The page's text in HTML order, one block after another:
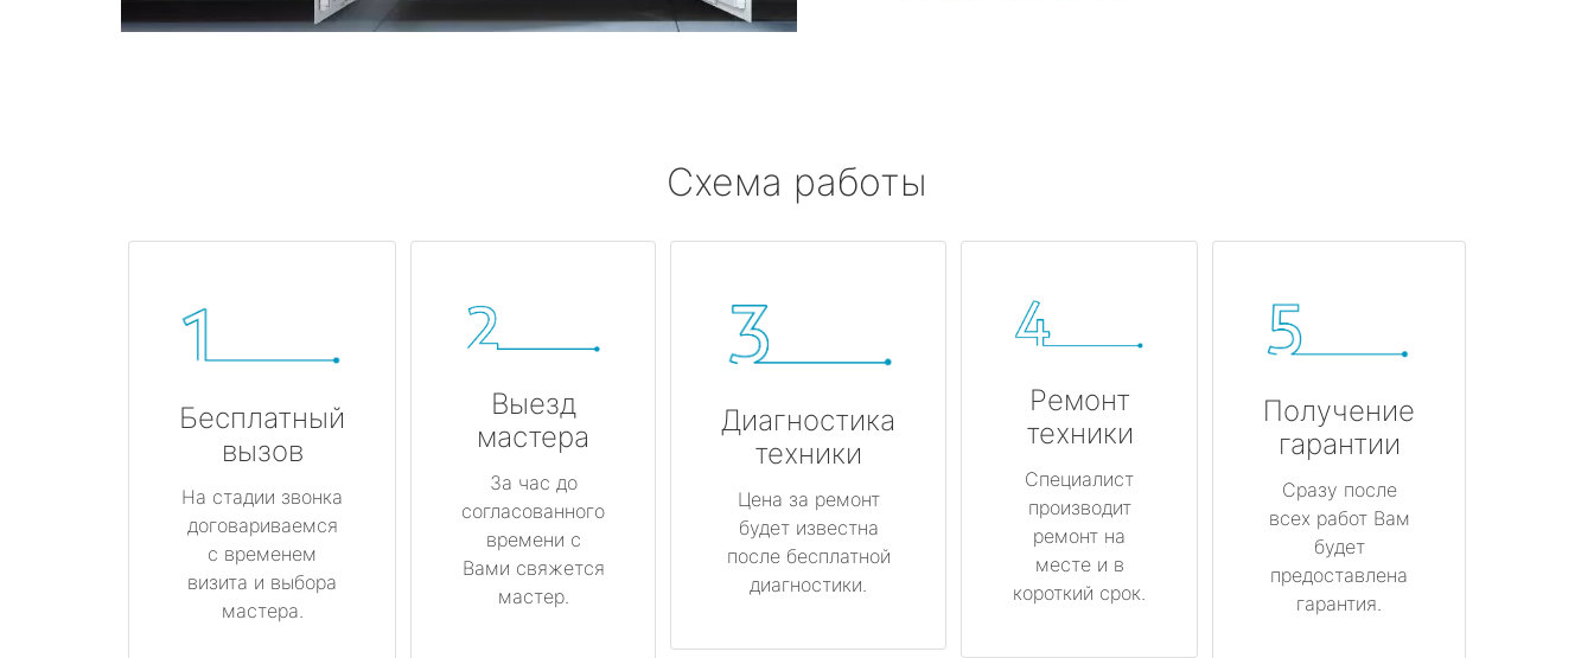
Схема работы
Бесплатный
вызов
На стадии звонка
договариваемся
с временем
визита и выбора
мастера.
Выезд
мастера
За час до
согласованного
времени с
Вами свяжется
мастер.
Диагностика
техники
Цена за ремонт
будет известна
после бесплатной
диагностики.
Ремонт
техники
Специалист
производит
ремонт на
месте и в
короткий срок.
Получение
гарантии
Сразу после
всех работ Вам
будет
предоставлена
гарантия.